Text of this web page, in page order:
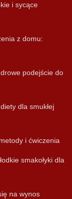
i sycące
z domu:
podejście do
dla smukłej
i ćwiczenia
smakołyki dla
na wynos